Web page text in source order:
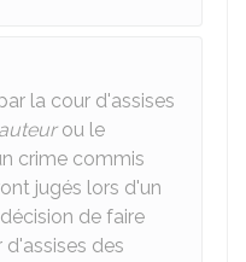
la cour d'assises
ou le
crime commis
jugés lors d'un
de faire
d'assises des